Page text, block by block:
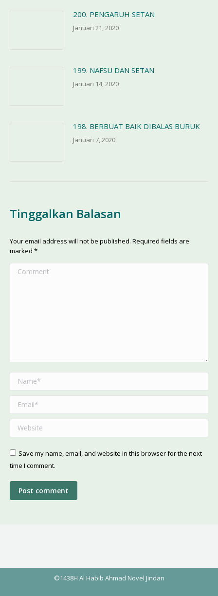
200. PENGARUH SETAN
Januari 21, 2020
199. NAFSU DAN SETAN
Januari 14, 2020
198. BERBUAT BAIK DIBALAS BURUK
Januari 7, 2020
Tinggalkan Balasan
Your email address will not be published. Required fields are
marked *
Comment
Name *
Email *
Website
Save my name, email, and website in this browser for the next
time I comment.
Post comment
©1438H Al Habib Ahmad Novel Jindan